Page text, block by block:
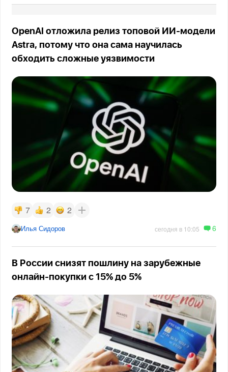
OpenAI отложила релиз топовой ИИ-модели
Astra, потому что она сама научилась
обходить сложные уязвимости
7 2 2
Илья Сидоров сегодня в 10:05 6
В России снизят пошлину на зарубежные
онлайн-покупки с 15% до 5%